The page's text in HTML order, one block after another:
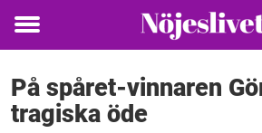
Toggle
På spåret-vinnaren
tragiska öde